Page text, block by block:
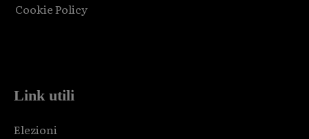
Cookie Policy
Link utili
Elezioni